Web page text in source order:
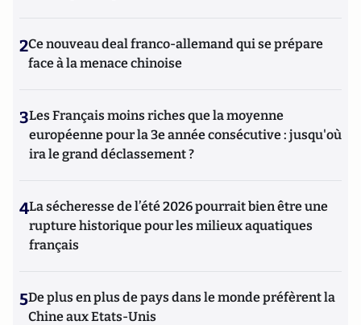
2Ce nouveau deal franco-allemand qui se prépare
face à la menace chinoise
3Les Français moins riches que la moyenne
européenne pour la 3e année consécutive : jusqu'où
ira le grand déclassement ?
4La sécheresse de l’été 2026 pourrait bien être une
rupture historique pour les milieux aquatiques
français
5De plus en plus de pays dans le monde préfèrent la
Chine aux Etats-Unis